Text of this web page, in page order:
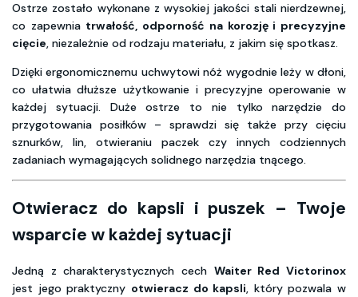
Ostrze zostało wykonane z wysokiej jakości stali nierdzewnej,
co zapewnia trwałość, odporność na korozję i precyzyjne
cięcie, niezależnie od rodzaju materiału, z jakim się spotkasz.
Dzięki ergonomicznemu uchwytowi nóż wygodnie leży w dłoni,
co ułatwia dłuższe użytkowanie i precyzyjne operowanie w
każdej sytuacji. Duże ostrze to nie tylko narzędzie do
przygotowania posiłków – sprawdzi się także przy cięciu
sznurków, lin, otwieraniu paczek czy innych codziennych
zadaniach wymagających solidnego narzędzia tnącego.
Otwieracz do kapsli i puszek – Twoje
wsparcie w każdej sytuacji
Jedną z charakterystycznych cech Waiter Red Victorinox
jest jego praktyczny otwieracz do kapsli, który pozwala w